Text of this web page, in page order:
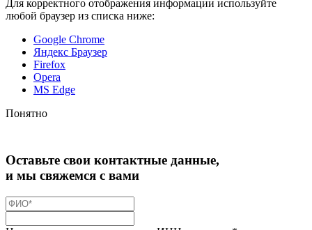
Для корректного отображения информации используйте
любой браузер из списка ниже:
Google Chrome
Яндекс Браузер
Firefox
Opera
MS Edge
Понятно
Оставьте свои контактные данные,
и мы свяжемся с вами